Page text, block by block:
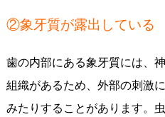
②象牙質が露出している
歯の内部にある象牙質には、
組織があるため、外部の刺激
みたりすることがあります。